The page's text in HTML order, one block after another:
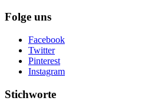
Folge uns
Facebook
Twitter
Pinterest
Instagram
Stichworte